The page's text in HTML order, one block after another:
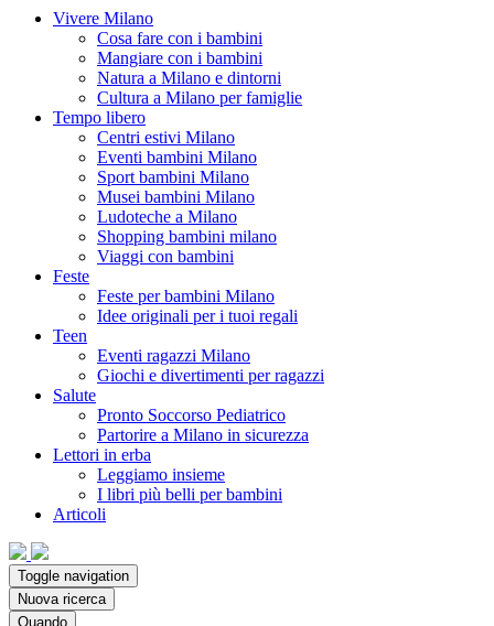
Vivere Milano
Cosa fare con i bambini
Mangiare con i bambini
Natura a Milano e dintorni
Cultura a Milano per famiglie
Tempo libero
Centri estivi Milano
Eventi bambini Milano
Sport bambini Milano
Musei bambini Milano
Ludoteche a Milano
Shopping bambini milano
Viaggi con bambini
Feste
Feste per bambini Milano
Idee originali per i tuoi regali
Teen
Eventi ragazzi Milano
Giochi e divertimenti per ragazzi
Salute
Pronto Soccorso Pediatrico
Partorire a Milano in sicurezza
Lettori in erba
Leggiamo insieme
I libri più belli per bambini
Articoli
Toggle navigation
Nuova ricerca
Quando